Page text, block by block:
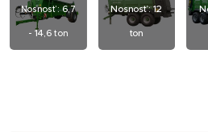
Nosnosť: 6,7
- 14,6 ton
Nosnosť : 12
ton